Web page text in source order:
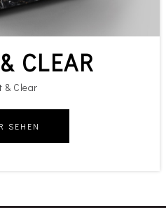
CLEAR
& Clear
SEHEN